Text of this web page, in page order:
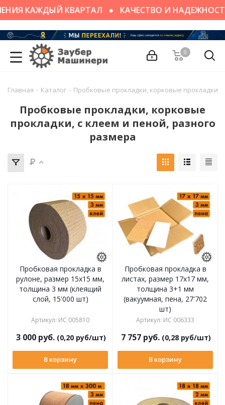
КАЖДЫЙ КВАРТАЛ КАЧЕСТВО И
0
Главная - Каталог - Пробковые прокладки, корковые прокладки,
Пробковые прокладки, корковые
прокладки, с клеем и пеной, разного
размера
Пробковая прокладка в
рулоне, размер 15х15 мм,
толщина 3 мм (клеящий
слой, 15'000 шт)
Артикул: ИС 005810
3 000 руб. (0,20 руб/шт)
В корзину
Пробковая прокладка в
листах, размер 17х17 мм,
толщина 3+1 мм
(вакуумная, пена, 27'702
шт)
Артикул: ИС 006333
7 757 руб. (0,28 руб/шт)
В корзину